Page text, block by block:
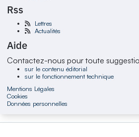
Rss
Lettres
Actualités
Aide
Contactez-nous pour toute
sur le contenu éditorial
sur le fonctionnement technique
Mentions Légales
Cookies
Données personnelles